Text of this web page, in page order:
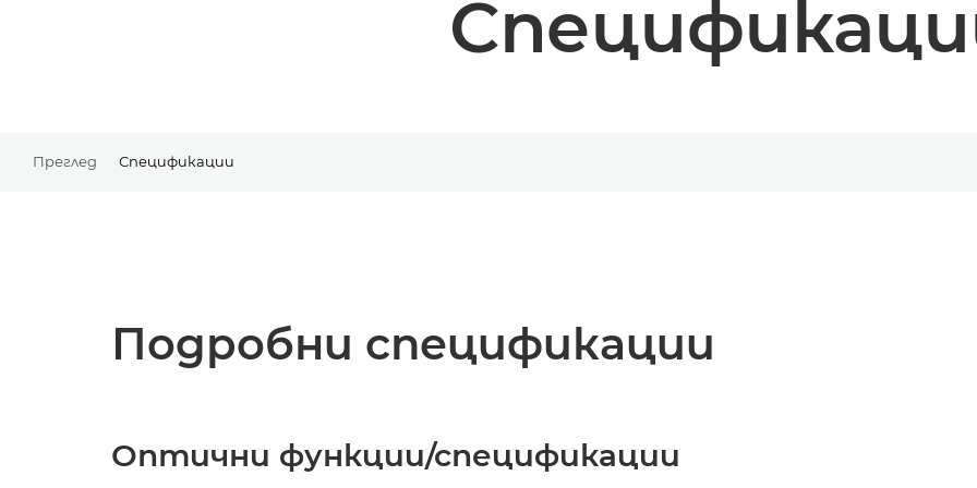
Преглед Спецификации
Подробни спецификации
Оптични функции/спецификации